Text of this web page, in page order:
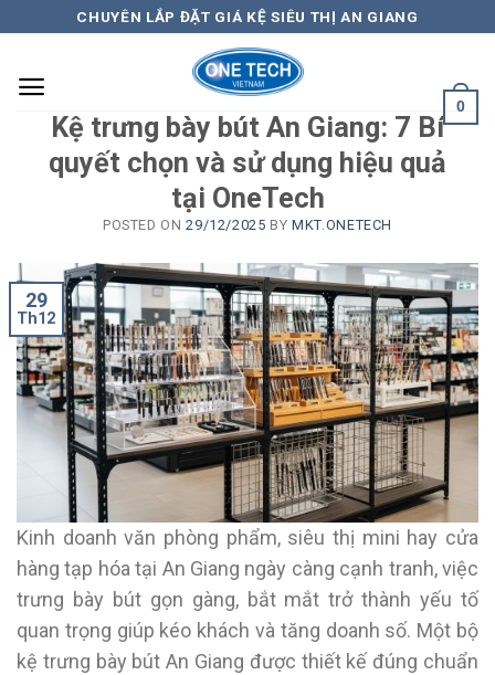
content
CHUYÊN LẮP ĐẶT GIÁ KỆ SIÊU THỊ AN GIANG
0
Kệ trưng bày bút An Giang: 7 Bí
quyết chọn và sử dụng hiệu quả
tại OneTech
POSTED ON29/12/2025 BYMKT.ONETECH
29
Th12
Kinh doanh văn phòng phẩm, siêu thị mini hay cửa
hàng tạp hóa tại An Giang ngày càng cạnh tranh, việc
trưng bày bút gọn gàng, bắt mắt trở thành yếu tố
quan trọng giúp kéo khách và tăng doanh số. Một bộ
kệ trưng bày bút An Giang được thiết kế đúng chuẩn